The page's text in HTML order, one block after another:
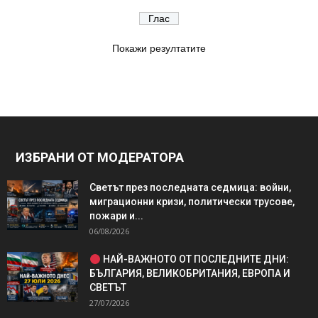
Покажи резултатите
ИЗБРАНИ ОТ МОДЕРАТОРА
Светът през последната седмица: войни,
миграционни кризи, политически трусове,
пожари и...
06/08/2026
НАЙ-ВАЖНОТО ОТ ПОСЛЕДНИТЕ ДНИ:
БЪЛГАРИЯ, ВЕЛИКОБРИТАНИЯ, ЕВРОПА И
СВЕТЪТ
27/07/2026